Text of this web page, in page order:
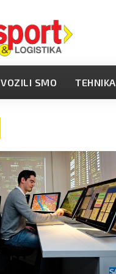
VOZILI SMO TEHNIKA